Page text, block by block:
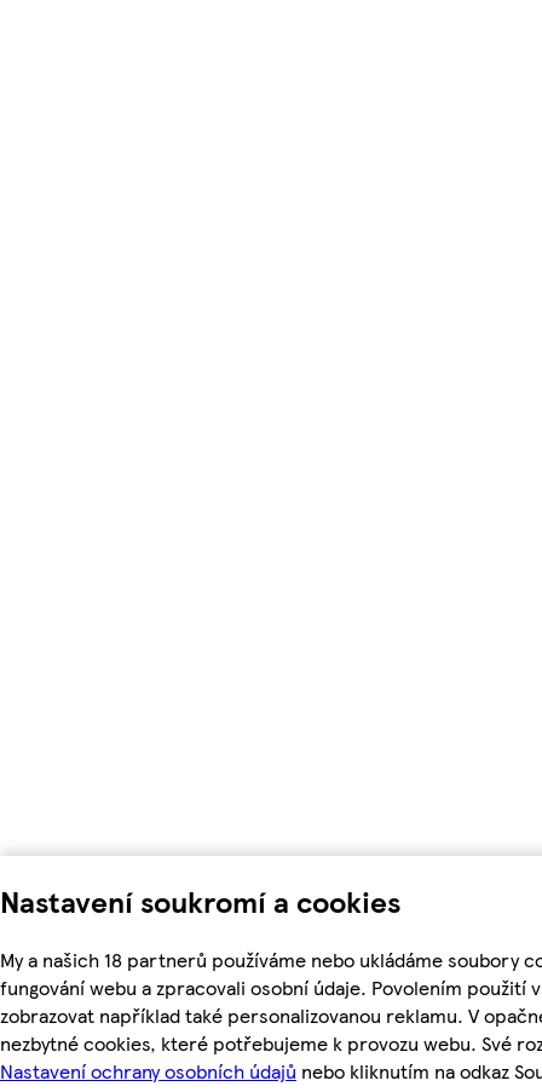
Nastavení soukromí a cookies
My a našich 18 partnerů používáme nebo ukládáme soubory
fungování webu a zpracovali osobní údaje. Povolením použití
zobrazovat například také personalizovanou reklamu. V
nezbytné cookies, které potřebujeme k provozu webu. Své
Nastavení ochrany osobních údajů nebo kliknutím na odkaz